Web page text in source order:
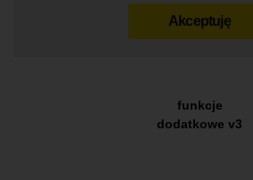
Akceptuję
funkcje
dodatkowe v3